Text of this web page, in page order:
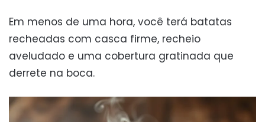
Em menos de uma hora, você terá batatas
recheadas com casca firme, recheio
aveludado e uma cobertura gratinada que
derrete na boca.